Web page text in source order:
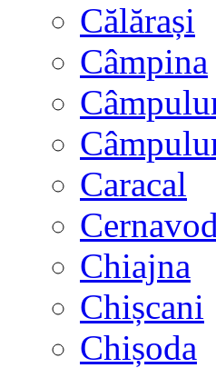
Călărași
Câmpina
Caracal
Chiajna
Chișcani
Chișoda